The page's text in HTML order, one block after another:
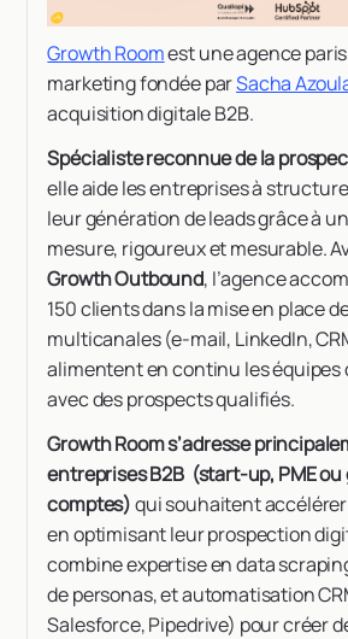
Growth Roomest une agence
marketing fondée parSacha
acquisition digitale B2B.
Spécialiste reconnue de la
elle aide les entreprises à
leur génération de leads grâce à
mesure, rigoureux et mesurable.
Growth Outbound, l’agence
150 clients dans la mise en place
multicanales (e-mail, LinkedIn,
alimentent en continu les équipes
avec des prospects qualifiés.
Growth Room s’adresse
entreprises B2B (start-up, PME ou
comptes)qui souhaitent
en optimisant leur prospection
combine expertise en data
de personas, et automatisation
Salesforce, Pipedrive) pour créer